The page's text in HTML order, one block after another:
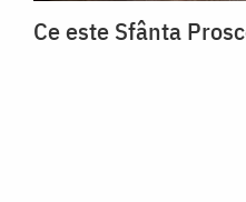
Ce este Sfânta